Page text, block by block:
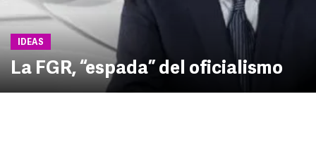
IDEAS
La FGR, “espada” del oficialismo